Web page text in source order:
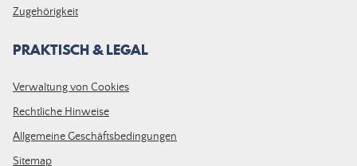
Zugehörigkeit
PRAKTISCH & LEGAL
Verwaltung von Cookies
Rechtliche Hinweise
Allgemeine Geschäftsbedingungen
Sitemap